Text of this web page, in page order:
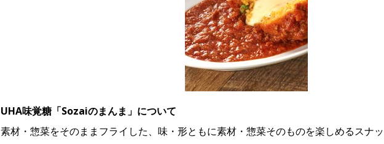
UHA味覚糖「Sozaiのまんま」について
素材・惣菜をそのままフライした、味・形ともに素材・惣菜そのものを楽しめるスナ